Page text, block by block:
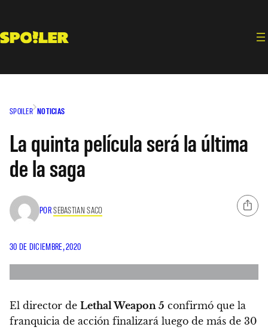
contenido
SPOILER NOTICIAS
La quinta película será la última
de la saga
PORSEBASTIAN SACO
30 DE DICIEMBRE, 2020
El director de Lethal Weapon 5 confirmó que la
franquicia de acción finalizará luego de más de 30